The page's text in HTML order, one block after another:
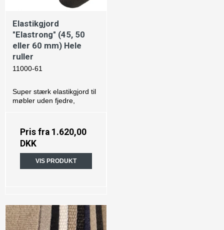
Elastikgjord
"Elastrong" (45, 50
eller 60 mm) Hele
ruller
11000-61
Super stærk elastikgjord til
møbler uden fjedre,
Pris fra 1.620,00
DKK
VIS PRODUKT